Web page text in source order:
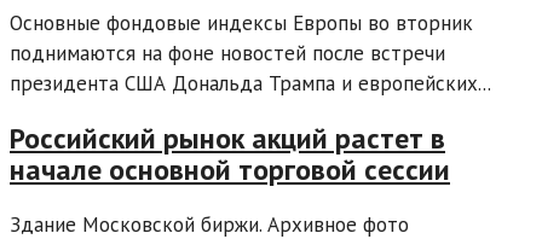
Основные фондовые индексы Европы во вторник
поднимаются на фоне новостей после встречи
президента США Дональда Трампа и европейских...
Российский рынок акций растет в
начале основной торговой сессии
Здание Московской биржи. Архивное фото